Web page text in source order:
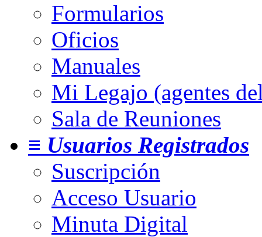
Formularios
Oficios
Manuales
Mi Legajo (agentes
Sala de Reuniones
≡ Usuarios Registrados
Suscripción
Acceso Usuario
Minuta Digital